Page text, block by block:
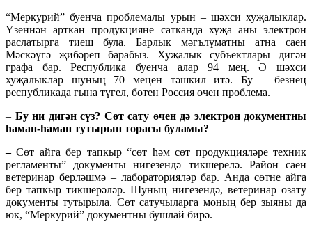
“Меркурий” буенча проблемалы урын – шәхси хуҗалыклар.
Үзеннән арткан продукцияне сатканда хуҗа аны электрон
раслатырга тиеш була. Барлык мәгълүматны атна саен
Мәскәүгә җибәреп барабыз. Хуҗалык субъектлары дигән
графа бар. Республика буенча алар 94 мең. Ә шәхси
хуҗалыклар шуның 70 меңен тәшкил итә. Бу – безнең
республикада гына түгел, бөтен Россия өчен проблема.
– Бу ни дигән сүз? Сөт сату өчен дә электрон документны
һаман-һаман тутырып торасы буламы?
–Сөт айга бер тапкыр “сөт һәм сөт продукцияләре техник
регламенты” документы нигезендә тикшерелә. Район саен
ветеринар берләшмә – лабораторияләр бар. Анда сөтне айга
бер тапкыр тикшерәләр. Шуның нигезендә, ветеринар озату
документы тутырыла. Сөт сатучыларга моның бер зыяны да
юк, “Меркурий” документны бушлай бирә.